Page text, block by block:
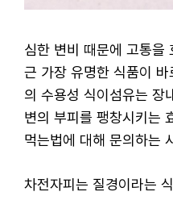
심한 변비 때문에 고통을
근 가장 유명한 식품이 바
의 수용성 식이섬유는 장
변의 부피를 팽창시키는
먹는법에 대해 문의하는
차전자피는 질경이라는